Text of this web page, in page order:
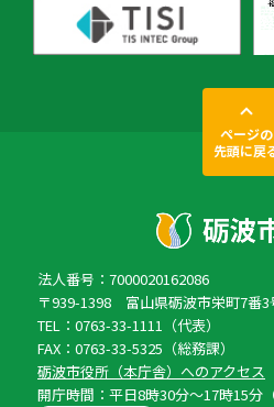
ページの
先頭に戻
法人番号：7000020162086
〒939-1398 富山県砺波市栄町7番3
TEL：0763-33-1111（代表）
FAX：0763-33-5325（総務課）
砺波市役所（本庁舎）へのアクセス
開庁時間：平日8時30分〜17時15分